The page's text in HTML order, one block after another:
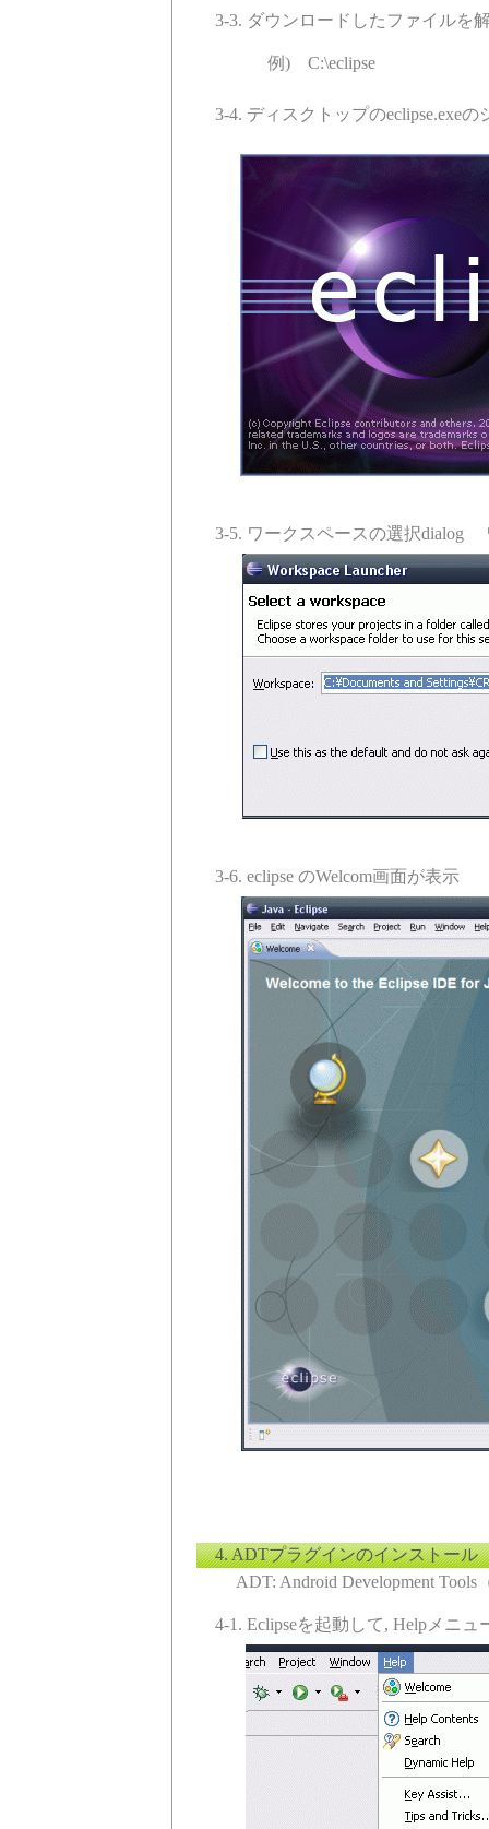
3-3. ダウンロードしたファイルを
例) C:\eclipse
3-4. ディスクトップのeclipse.exe
3-5. ワークスペースの選択dialog
3-6. eclipse のWelcom画面が表示
4. ADTプラグインのインストール
ADT: Android Development Tools
4-1. Eclipseを起動して, Helpメニュ